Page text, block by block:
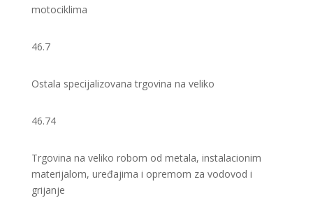
motociklima
46.7
Ostala specijalizovana trgovina na veliko
46.74
Trgovina na veliko robom od metala, instalacionim
materijalom, uređajima i opremom za vodovod i
grijanje ​